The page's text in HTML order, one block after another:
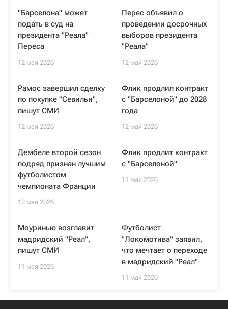
"Барселона" может
подать в суд на
президента "Реала"
Переса
12 мая 2026
Перес объявил о
проведении досрочных
выборов президента
"Реала"
12 мая 2026
Рамос завершил сделку
по покупке "Севильи",
пишут СМИ
12 мая 2026
Флик продлил контракт
с "Барселоной" до 2028
года
12 мая 2026
Дембеле второй сезон
подряд признан лучшим
футболистом
чемпионата Франции
12 мая 2026
Флик продлит контракт
с "Барселоной"
11 мая 2026
Моуринью возглавит
мадридский "Реал",
пишут СМИ
11 мая 2026
Футболист
"Локомотива" заявил,
что мечтает о переходе
в мадридский "Реал"
11 мая 2026